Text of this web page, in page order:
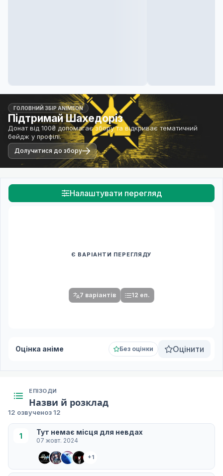
ГОЛОВНИЙ ЗБІР ANIMEON
Підтримай Шахедоріз
Донат від 100₴ допомагає збору та відкриває тематичний
бейдж у профілі.
Долучитися до збору
Налаштувати перегляд
Є ВАРІАНТИ ПЕРЕГЛЯДУ
7 варіантів 12 еп.
Оцінка аніме Без оцінки Оцінити
ЕПІЗОДИ
Назви й розклад
12 озвученоз 12
1 Тут немає місця для невдах
07 жовт. 2024
+1